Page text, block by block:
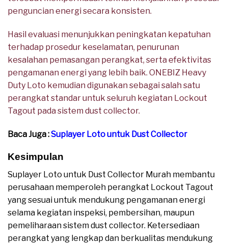
penguncian energi secara konsisten.
Hasil evaluasi menunjukkan peningkatan kepatuhan
terhadap prosedur keselamatan, penurunan
kesalahan pemasangan perangkat, serta efektivitas
pengamanan energi yang lebih baik. ONEBIZ Heavy
Duty Loto kemudian digunakan sebagai salah satu
perangkat standar untuk seluruh kegiatan Lockout
Tagout pada sistem dust collector.
Baca Juga :Suplayer Loto untuk Dust Collector
Kesimpulan
Suplayer Loto untuk Dust Collector Murah membantu
perusahaan memperoleh perangkat Lockout Tagout
yang sesuai untuk mendukung pengamanan energi
selama kegiatan inspeksi, pembersihan, maupun
pemeliharaan sistem dust collector. Ketersediaan
perangkat yang lengkap dan berkualitas mendukung